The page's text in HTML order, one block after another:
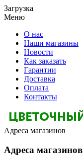
Загрузка
Меню
О нас
Наши магазины
Новости
Как заказать
Гарантии
Доставка
Оплата
Контакты
Адреса магазинов
Адреса магазинов